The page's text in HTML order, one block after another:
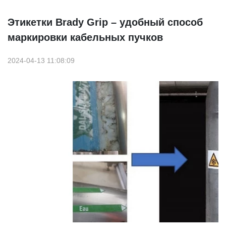
Этикетки Brady Grip – удобный способ
маркировки кабельных пучков
2024-04-13 11:08:09